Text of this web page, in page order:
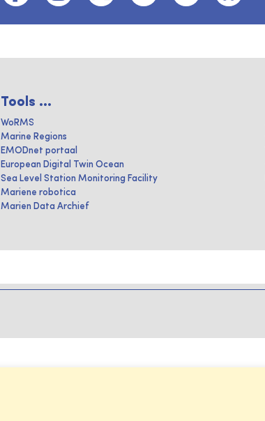
Tools ...
WoRMS
Marine Regions
EMODnet portaal
European Digital Twin Ocean
Sea Level Station Monitoring Facility
Mariene robotica
Marien Data Archief